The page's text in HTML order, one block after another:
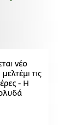
νέο
τις
- Η